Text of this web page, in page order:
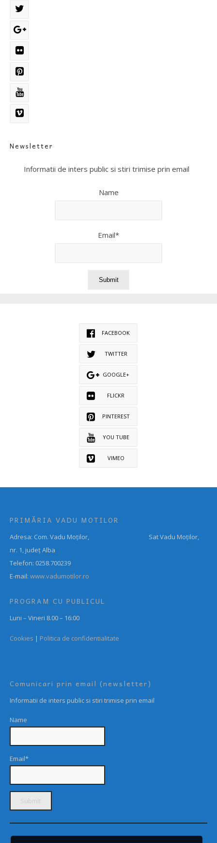
Newsletter
Informatii de inters public si stiri trimise prin email
Name
Email*
FACEBOOK
TWITTER
GOOGLE+
FLICKR
PINTEREST
YOU TUBE
VIMEO
PRIMĂRIA VADU MOTILOR
Adresa: Com. Vadu Moților, Sat Vadu Moților,
nr. 1, județ Alba
Telefon: 0258.700239
E-mail: www.vadumotilor.ro
PROGRAM CU PUBLICUL
Luni – Vineri 8.00 – 16:00
Cookies | Politica de confidentialitate
Comunicari prin email (newsletter)
Informatii de inters public si stiri trimise prin email
Name
Email*